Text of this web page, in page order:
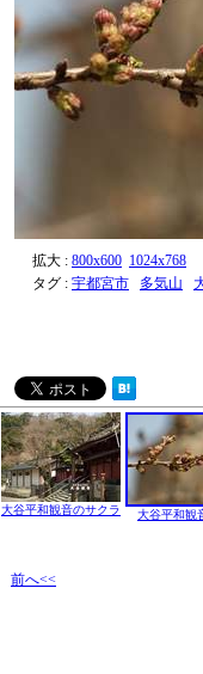
拡大 : 800x600 1024x768
タグ : 宇都宮市 多気山
大谷平和観音のサクラ 大谷平和観
前へ<<